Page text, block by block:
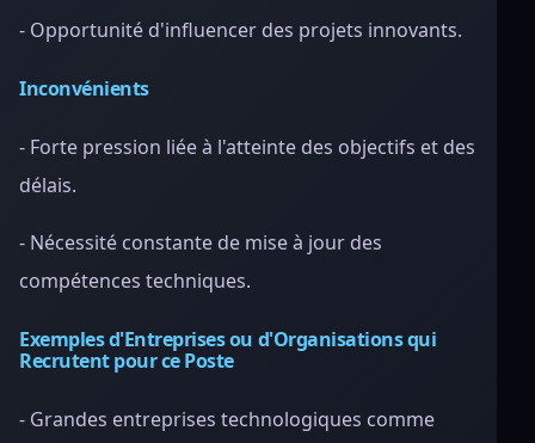
- Opportunité d'influencer des projets innovants.
Inconvénients
- Forte pression liée à l'atteinte des objectifs et des
délais.
- Nécessité constante de mise à jour des
compétences techniques.
Exemples d'Entreprises ou d'Organisations qui
Recrutent pour ce Poste
- Grandes entreprises technologiques comme